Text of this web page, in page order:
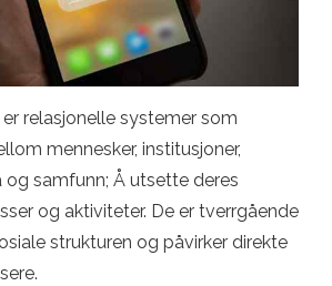
relasjonelle systemer som
mennesker, institusjoner,
og samfunn; Å utsette deres
og aktiviteter. De er tverrgående
strukturen og påvirker direkte